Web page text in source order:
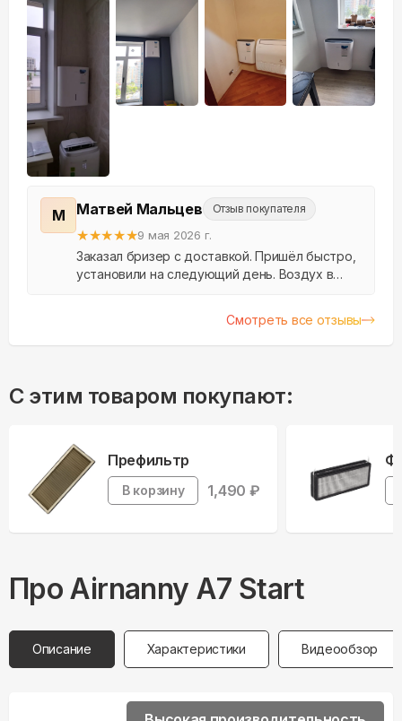
М Матвей Мальцев Отзыв покупателя
★★★★★9 мая 2026 г.
Заказал бризер с доставкой. Пришёл быстро,
установили на следующий день. Воздух в
Смотреть все отзывы
С этим товаром покупают:
Префильтр
В корзину 1,490 ₽
Про Airnanny A7 Start
Описание Характеристики Видеообзор